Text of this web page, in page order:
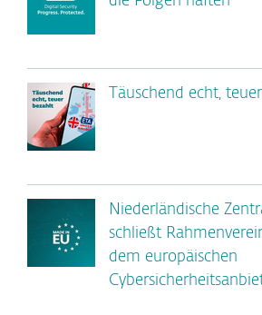
Täuschend echt,
Niederländische
schließt
dem europäischen